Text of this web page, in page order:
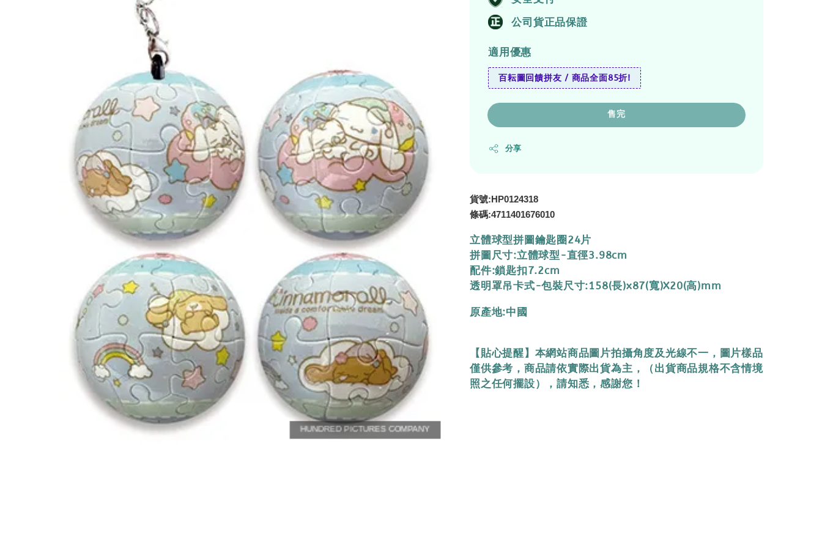
公司貨正品保證
適用優惠
百耘圖回饋拼友 / 商品全面85折!
售完
分享
貨號:HP0124318
條碼:4711401676010
立體球型拼圖鑰匙圈24片
拼圖尺寸:立體球型-直徑3.98cm
配件:鎖匙扣7.2cm
透明罩吊卡式-包裝尺寸:158(長)x87(寬)X20(高)mm
原產地:中國
【貼心提醒】本網站商品圖片拍攝角度及光線不一，圖片樣品
僅供參考，商品請依實際出貨為主，（出貨商品規格不含情境
照之任何擺設），請知悉，感謝您！